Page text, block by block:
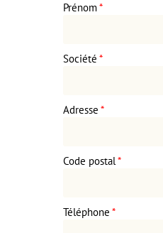
Prénom*
Société *
Adresse *
Code postal*
Téléphone *